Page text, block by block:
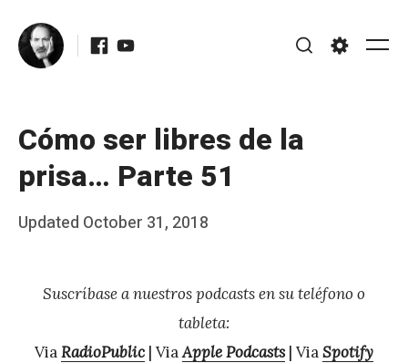
content
Facebook
Youtube
Cómo ser libres de la
prisa… Parte 51
Posted
Updated October 31, 2018
b
Suscríbase a nuestros podcasts en su teléfono o
tableta:
ViaRadioPublic | ViaApple Podcasts | ViaSpotify